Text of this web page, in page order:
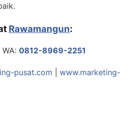
Rawamangun:
0812-8969-2251
pusat.com
www.marketing-